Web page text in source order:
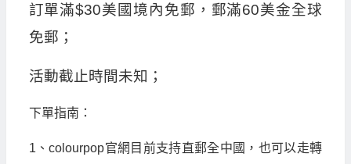
訂單滿$30美國境內免郵，郵滿60美金全球
免郵；
活動截止時間未知；
下單指南：
1、colourpop官網目前支持直郵全中國，也可以走轉